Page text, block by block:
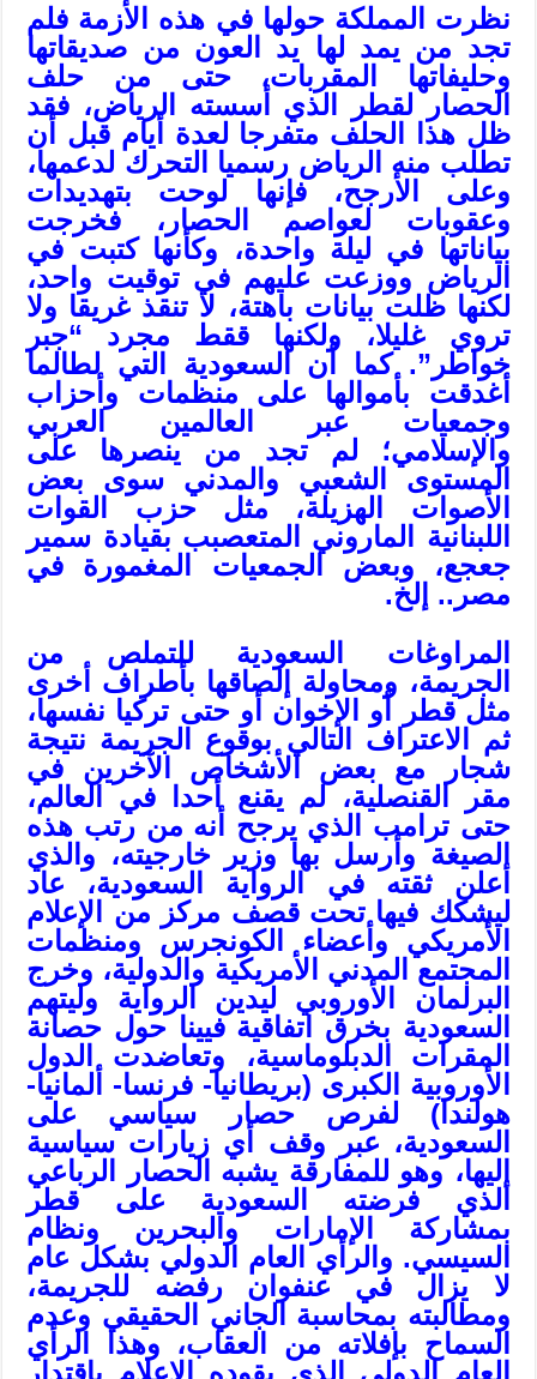
نظرت المملكة حولها في هذه الأزمة فلم
تجد من يمد لها يد العون من صديقاتها
وحليفاتها المقربات، حتى من حلف
الحصار لقطر الذي أسسته الرياض، فقد
ظل هذا الحلف متفرجا لعدة أيام قبل أن
تطلب منه الرياض رسميا التحرك لدعمها،
وعلى الأرجح، فإنها لوحت بتهديدات
وعقوبات لعواصم الحصار، فخرجت
بياناتها في ليلة واحدة، وكأنها كتبت في
الرياض ووزعت عليهم في توقيت واحد،
لكنها ظلت بيانات باهتة، لا تنقذ غريقا ولا
تروي غليلا، ولكنها ققط مجرد “جبر
خواطر”. كما أن السعودية التي لطالما
أغدقت بأموالها على منظمات وأحزاب
وجمعيات عبر العالمين العربي
والإسلامي؛ لم تجد من ينصرها على
المستوى الشعبي والمدني سوى بعض
الأصوات الهزيلة، مثل حزب القوات
اللبنانية الماروني المتعصبب بقيادة سمير
جعجع، وبعض الجمعيات المغمورة في
مصر.. إلخ.
المراوغات السعودية للتملص من
الجريمة، ومحاولة إلصاقها بأطراف أخرى
مثل قطر أو الإخوان أو حتى تركيا نفسها،
ثم الاعتراف التالي بوقوع الجريمة نتيجة
شجار مع بعض الأشخاص الآخرين في
مقر القنصلية، لم يقنع أحدا في العالم،
حتى ترامب الذي يرجح أنه من رتب هذه
الصيغة وأرسل بها وزير خارجيته، والذي
أعلن ثقته في الرواية السعودية، عاد
ليشكك فيها تحت قصف مركز من الإعلام
الأمريكي وأعضاء الكونجرس ومنظمات
المجتمع المدني الأمريكية والدولية، وخرج
البرلمان الأوروبي ليدين الرواية وليتهم
السعودية بخرق اتفاقية فيينا حول حصانة
المقرات الدبلوماسية، وتعاضدت الدول
الأوروبية الكبرى (بريطانيا- فرنسا- ألمانيا-
هولندا) لفرص حصار سياسي على
السعودية، عبر وقف أي زيارات سياسية
إليها، وهو للمفارقة يشبه الحصار الرباعي
الذي فرضته السعودية على قطر
بمشاركة الإمارات والبحرين ونظام
السيسي. والرأي العام الدولي بشكل عام
لا يزال في عنفوان رفضه للجريمة،
ومطالبته بمحاسبة الجاني الحقيقي وعدم
السماح بإفلاته من العقاب، وهذا الرأي
العام الدولي الذي يقوده الإعلام باقتدار